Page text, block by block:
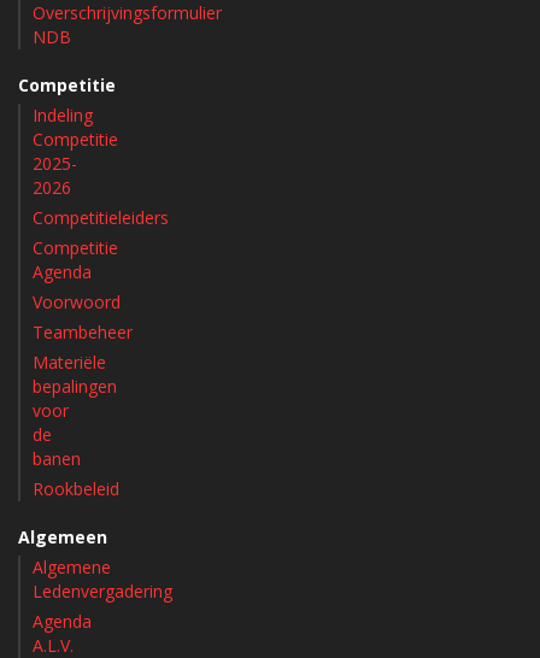
Overschrijvingsformulier
NDB
Competitie
Indeling
Competitie
2025-
2026
Competitieleiders
Competitie
Agenda
Voorwoord
Teambeheer
Materiële
bepalingen
voor
de
banen
Rookbeleid
Algemeen
Algemene
Ledenvergadering
Agenda
A.L.V.